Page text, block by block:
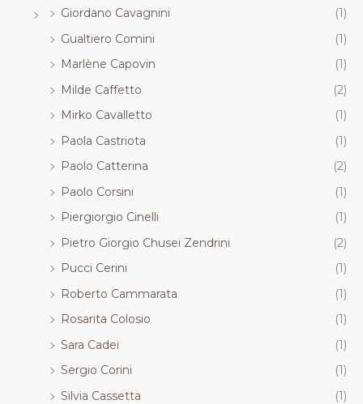
Giordano Cavagnini
(1)
Gualtiero Comini
(1)
Marlène Capovin
(1)
Milde Caffetto
(2)
Mirko Cavalletto
(1)
Paola Castriota
(1)
Paolo Catterina
(2)
Paolo Corsini
(1)
Piergiorgio Cinelli
(1)
Pietro Giorgio Chusei Zendrini
(2)
Pucci Cerini
(1)
Roberto Cammarata
(1)
Rosarita Colosio
(1)
Sara Cadei
(1)
Sergio Corini
(1)
Silvia Cassetta
(1)